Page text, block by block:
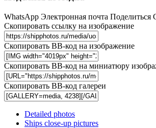
WhatsApp Электронная почта Поделиться
Скопировать ссылку на изображение
Скопировать BB-код на изображение
Скопировать BB-код на миниатюру
Скопировать BB-код галереи
Detailed photos
Ships close-up pictures